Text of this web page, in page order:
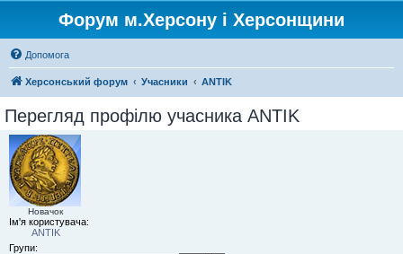
Форум м.Херсону і Херсонщини
Допомога
Херсонський форум Учасники ANTIK
Перегляд профілю учасника ANTIK
Новачок
Ім'я користувача:
ANTIK
Групи: